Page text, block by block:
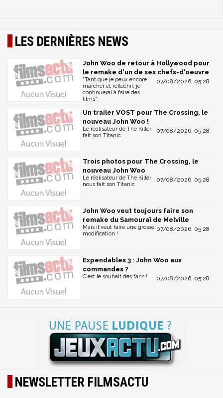
LES DERNIÈRES NEWS
John Woo de retour à Hollywood pour
le remake d'un de ses chefs-d'oeuvre
07/08/2026, 05:28
"Tant que je peux encore
marcher et réfléchir, je
continuerai à faire des
films".
Un trailer VOST pour The Crossing, le
nouveau John Woo !
07/08/2026, 05:28
Le réalisateur de The Killer
fait son Titanic
Trois photos pour The Crossing, le
nouveau John Woo
07/08/2026, 05:28
Le réalisateur de The Killer
nous fait son Titanic
John Woo veut toujours faire son
remake du Samouraï de Melville
07/08/2026, 05:28
Mais il veut faire une grosse
modification !
Expendables 3 : John Woo aux
commandes ?
07/08/2026, 05:28
C'est le souhait des fans !
NEWSLETTER FILMSACTU